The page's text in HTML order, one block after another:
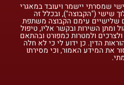
שמסרתי יישמר ויעובד במאגרי
שישי ("הקבוצה"), ובכלל זה
שלישיים עימם הקבוצה משתפת
ומתן השירות ובקשר אליו, טיפול
ולמטרות כמפורט ובהתאם
הדין. כן ידוע לי כי לא חלה
את המידע האמור, וכי מסירתו